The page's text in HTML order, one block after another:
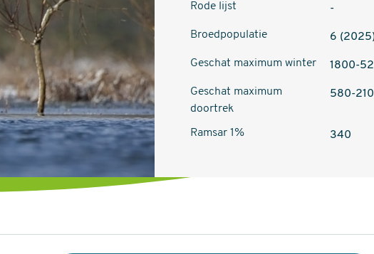
Rode lijst -
Broedpopulatie 6
Geschat maximum winter 1800-
Geschat maximum
doortrek
580-
Ramsar 1% 340